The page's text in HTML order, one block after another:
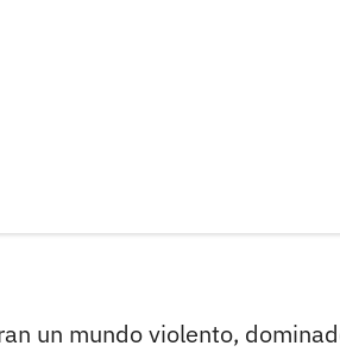
un mundo violento,